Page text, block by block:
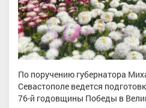
По поручению губернатора
Севастополе ведется
76-й годовщины Победы в